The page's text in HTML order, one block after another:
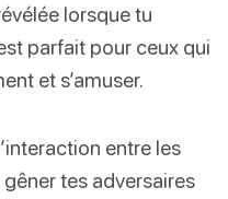
lorsque tu
parfait pour ceux qui
et s’amuser.
entre les
tes adversaires